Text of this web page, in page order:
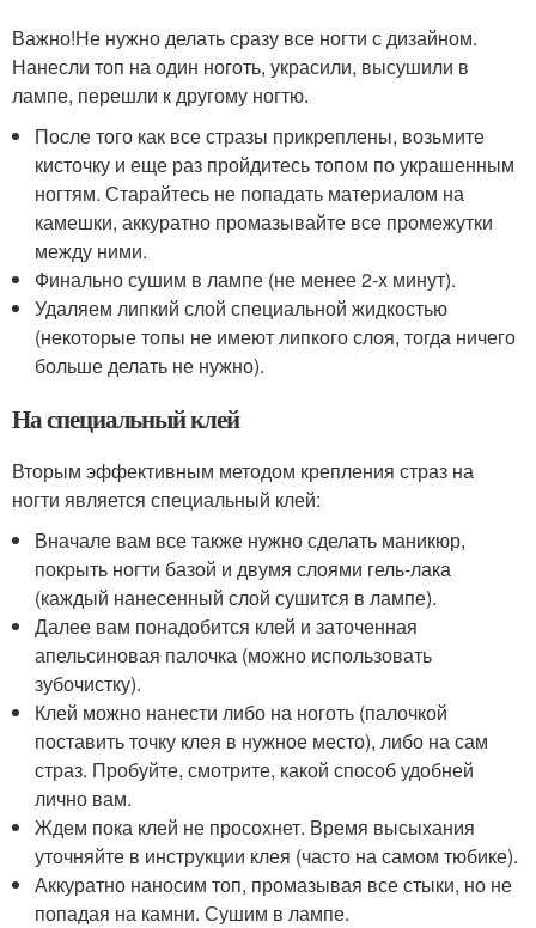
Важно!Не нужно делать сразу все ногти с дизайном.
Нанесли топ на один ноготь, украсили, высушили в
лампе, перешли к другому ногтю.
После того как все стразы прикреплены, возьмите
кисточку и еще раз пройдитесь топом по украшенным
ногтям. Старайтесь не попадать материалом на
камешки, аккуратно промазывайте все промежутки
между ними.
Финально сушим в лампе (не менее 2-х минут).
Удаляем липкий слой специальной жидкостью
(некоторые топы не имеют липкого слоя, тогда ничего
больше делать не нужно).
На специальный клей
Вторым эффективным методом крепления страз на
ногти является специальный клей:
Вначале вам все также нужно сделать маникюр,
покрыть ногти базой и двумя слоями гель-лака
(каждый нанесенный слой сушится в лампе).
Далее вам понадобится клей и заточенная
апельсиновая палочка (можно использовать
зубочистку).
Клей можно нанести либо на ноготь (палочкой
поставить точку клея в нужное место), либо на сам
страз. Пробуйте, смотрите, какой способ удобней
лично вам.
Ждем пока клей не просохнет. Время высыхания
уточняйте в инструкции клея (часто на самом тюбике).
Аккуратно наносим топ, промазывая все стыки, но не
попадая на камни. Сушим в лампе.